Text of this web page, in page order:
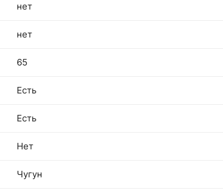
нет
нет
65
Есть
Есть
Нет
Чугун